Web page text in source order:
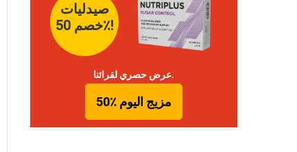
صيدليات
خصم 50٪!
عرض حصري لقرائنا.
50٪ مزيج اليوم